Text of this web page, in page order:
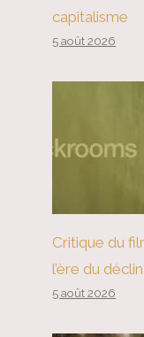
capitalisme
5 août 2026
Critique du
l’ère du
5 août 2026